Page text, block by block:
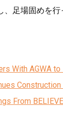
足場固めを行
With AGWA
From